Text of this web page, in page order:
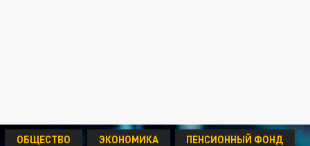
ОБЩЕСТВО ЭКОНОМИКА ПЕНСИОННЫЙ ФОНД